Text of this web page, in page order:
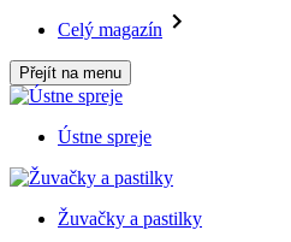
Celý magazín
Přejít na menu
Ústne spreje
Žuvačky a pastilky